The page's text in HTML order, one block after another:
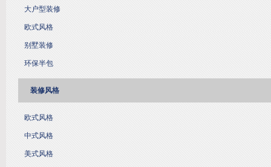
大户型装修
欧式风格
别墅装修
环保半包
装修风格
欧式风格
中式风格
美式风格